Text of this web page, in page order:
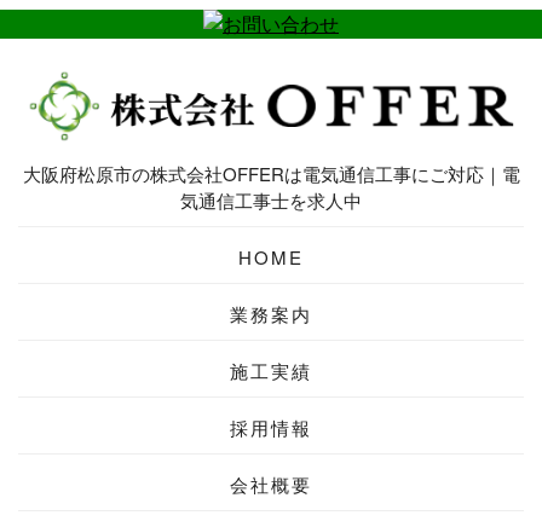
大阪府松原市の株式会社OFFERは電気通信工事にご対応｜電
気通信工事士を求人中
HOME
業務案内
施工実績
採用情報
会社概要